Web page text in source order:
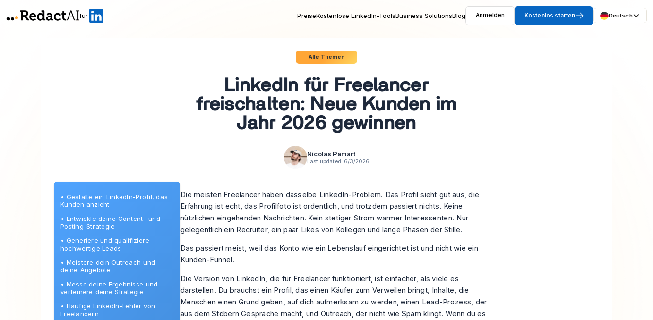
für PreiseKostenlose LinkedIn-ToolsBusiness SolutionsBlog Anmelden Kostenlos starten Deutsch
Alle Themen
LinkedIn für Freelancer
freischalten: Neue Kunden im
Jahr 2026 gewinnen
Nicolas Pamart
Last updated: 6/3/2026
• Gestalte ein LinkedIn-Profil, das
Kunden anzieht
• Entwickle deine Content- und
Posting-Strategie
• Generiere und qualifiziere
hochwertige Leads
• Meistere dein Outreach und
deine Angebote
• Messe deine Ergebnisse und
verfeinere deine Strategie
• Häufige LinkedIn-Fehler von
Freelancern
Die meisten Freelancer haben dasselbe LinkedIn-Problem. Das Profil sieht gut aus, die
Erfahrung ist echt, das Profilfoto ist ordentlich, und trotzdem passiert nichts. Keine
nützlichen eingehenden Nachrichten. Kein stetiger Strom warmer Interessenten. Nur
gelegentlich ein Recruiter, ein paar Likes von Kollegen und lange Phasen der Stille.
Das passiert meist, weil das Konto wie ein Lebenslauf eingerichtet ist und nicht wie ein
Kunden-Funnel.
Die Version von LinkedIn, die für Freelancer funktioniert, ist einfacher, als viele es
darstellen. Du brauchst ein Profil, das einen Käufer zum Verweilen bringt, Inhalte, die
Menschen einen Grund geben, auf dich aufmerksam zu werden, einen Lead-Prozess, der
aus dem Stöbern Gespräche macht, und Outreach, der nicht wie Spam klingt. Wenn du es